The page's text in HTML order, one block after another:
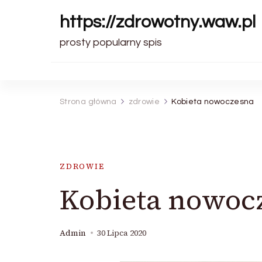
https://zdrowotny.waw.pl
prosty popularny spis
Strona główna zdrowie Kobieta nowoczesna
ZDROWIE
Kobieta
Admin 30 Lipca 2020